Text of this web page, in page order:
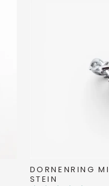
DORNENRING
STEIN